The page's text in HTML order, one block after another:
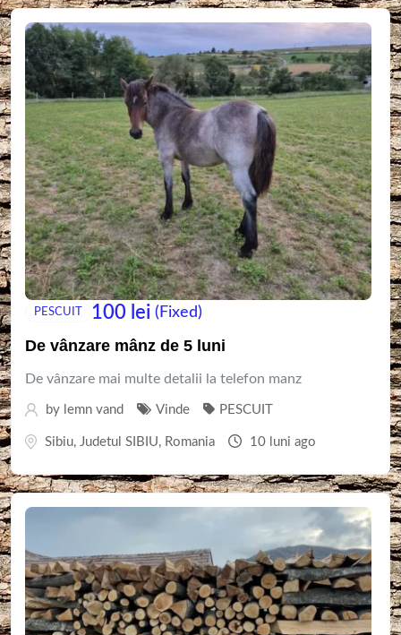
PESCUIT 100 lei (Fixed)
De vânzare mânz de 5 luni
De vânzare mai multe detalii la telefon manz
by lemn vand Vinde PESCUIT
Sibiu, Judetul SIBIU, Romania 10 luni ago